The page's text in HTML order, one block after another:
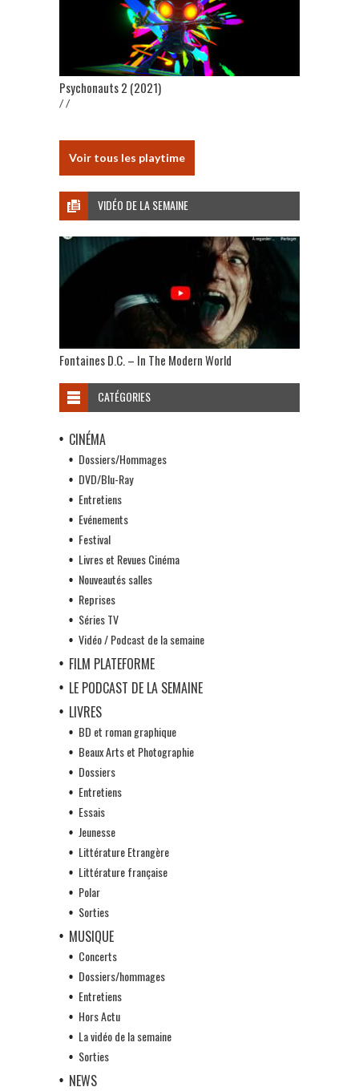
Psychonauts 2 (2021)
/ /
Voir tous les playtime
VIDÉO DE LA SEMAINE
Fontaines D.C. – In The Modern World
CATÉGORIES
CINÉMA
Dossiers/Hommages
DVD/Blu-Ray
Entretiens
Evénements
Festival
Livres et Revues Cinéma
Nouveautés salles
Reprises
Séries TV
Vidéo / Podcast de la semaine
FILM PLATEFORME
LE PODCAST DE LA SEMAINE
LIVRES
BD et roman graphique
Beaux Arts et Photographie
Dossiers
Entretiens
Essais
Jeunesse
Littérature Etrangère
Littérature française
Polar
Sorties
MUSIQUE
Concerts
Dossiers/hommages
Entretiens
Hors Actu
La vidéo de la semaine
Sorties
NEWS